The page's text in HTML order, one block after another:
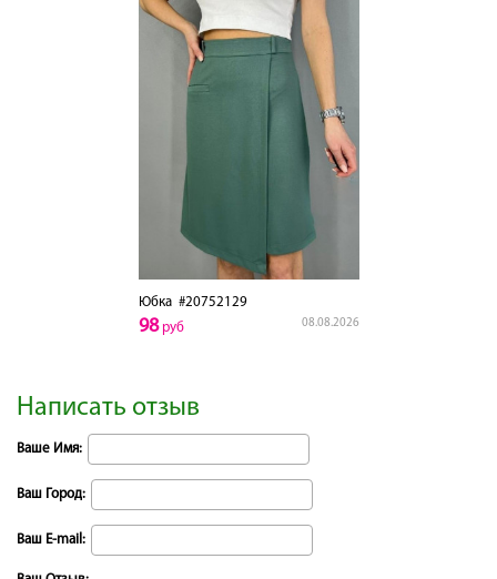
Юбка#20752129
08.08.2026
98руб
Написать отзыв
Ваше Имя:
Ваш Город:
Ваш E-mail: